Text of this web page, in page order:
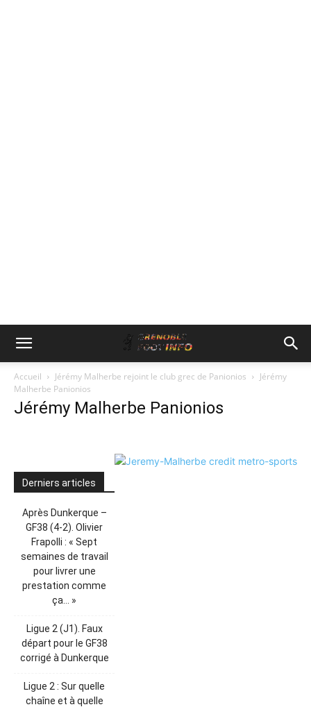
Accueil Jérémy Malherbe rejoint le club grec de Panionios
Jérémy
Malherbe Panionios
Jérémy Malherbe Panionios
Derniers articles
Après Dunkerque –
GF38 (4-2). Olivier
Frapolli : « Sept
semaines de travail
pour livrer une
prestation comme
ça… »
Ligue 2 (J1). Faux
départ pour le GF38
corrigé à Dunkerque
Ligue 2 : Sur quelle
chaîne et à quelle